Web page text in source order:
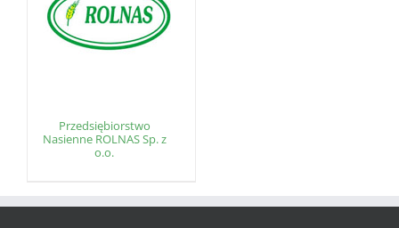
Przedsiębiorstwo
Nasienne ROLNAS Sp. z
o.o.